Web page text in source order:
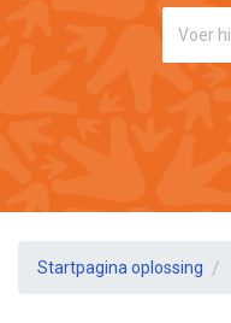
Startpagina oplossing